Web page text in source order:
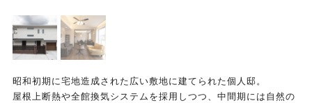
昭和初期に宅地造成された広い敷地に建てられた個人邸。
屋根上断熱や全館換気システムを採用しつつ、中間期には自然の